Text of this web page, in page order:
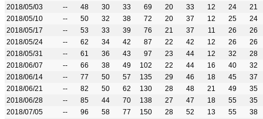
2018/05/03
-- 48 30 33 69 20 33 12 24
21
2018/05/10
-- 50 32 38 72 20 37 12 25
24
2018/05/17
-- 53 33 39 76 21 37 11 26
26
2018/05/24
-- 62 34 42 87 22 42 12 26
26
2018/05/31
-- 61 36 43 97 23 44 12 32
28
2018/06/07
-- 66 38 49 102 22 44 16 40
32
2018/06/14
-- 77 50 57 135 29 46 18 45
37
2018/06/21
-- 82 50 62 130 28 48 21 49
35
2018/06/28
-- 85 44 70 138 27 47 18 55
35
2018/07/05
-- 96 58 77 150 28 52 13 55
38